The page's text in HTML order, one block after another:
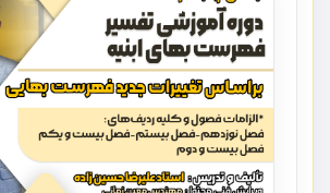
همکارانی که در حوزه صنعت ساخت در حال
توصیه می کنیم از مطالب این دوره استفاده